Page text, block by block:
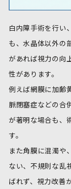
白内障手術を行い
も、水晶体以外の
があれば視力の向
性があります。
例えば網膜に加齢
脈閉塞症などの合
が著明な場合も、
す。
また角膜に混濁や
ない、不規則な乱
ばれず、視力改善